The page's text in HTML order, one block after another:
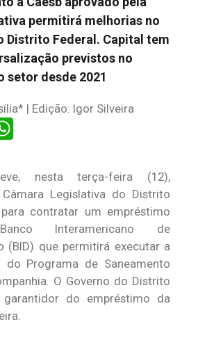
permitirá melhorias no
Distrito Federal. Capital tem
previstos no
setor desde 2021
| Edição: Igor Silveira
nesta terça-feira (12),
Legislativa do Distrito
para contratar um empréstimo
Interamericano de
(BID) que permitirá executar a
do Programa de Saneamento
O Governo do Distrito
do empréstimo da